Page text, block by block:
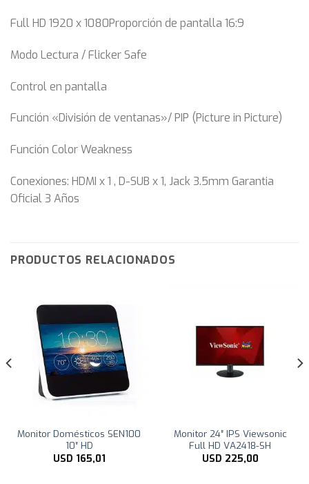
Full HD 1920 x 1080Proporción de pantalla 16:9
Modo Lectura / Flicker Safe
Control en pantalla
Función «División de ventanas»/ PIP (Picture in Picture)
Función Color Weakness
Conexiones: HDMI x 1 , D-SUB x 1, Jack 3.5mm Garantia
Oficial 3 Años
PRODUCTOS RELACIONADOS
Monitor Domésticos SEN100
10″ HD
USD 165,01
Monitor 24″ IPS Viewsonic
Full HD VA2418-SH
USD 225,00